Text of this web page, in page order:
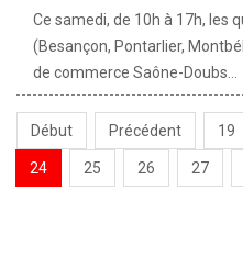
Ce samedi, de 10h à 17h, les
(Besançon, Pontarlier,
de commerce Saône-Doubs...
Début Précédent 19
24 25 26 27